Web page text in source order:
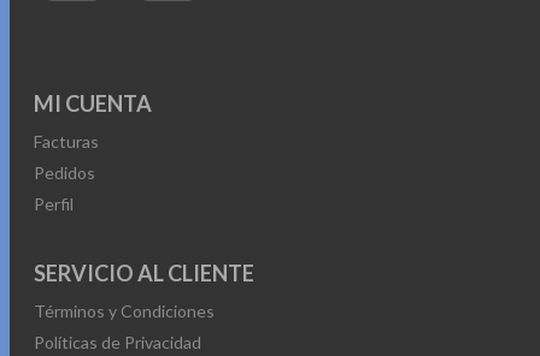
MI CUENTA
Facturas
Pedidos
Perfil
SERVICIO AL CLIENTE
Términos y Condiciones
Políticas de Privacidad